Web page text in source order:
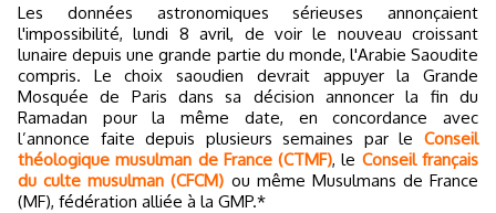
Les données astronomiques sérieuses annonçaient
l'impossibilité, lundi 8 avril, de voir le nouveau croissant
lunaire depuis une grande partie du monde, l'Arabie Saoudite
compris. Le choix saoudien devrait appuyer la Grande
Mosquée de Paris dans sa décision annoncer la fin du
Ramadan pour la même date, en concordance avec
l’annonce faite depuis plusieurs semaines par le Conseil
théologique musulman de France (CTMF), le Conseil français
du culte musulman (CFCM) ou même Musulmans de France
(MF), fédération alliée à la GMP.*